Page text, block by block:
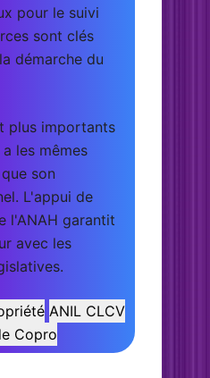
pour le suivi
sont clés
démarche du
plus importants
les mêmes
son
L'appui de
l'ANAH garantit
avec les
ANIL CLCV
Copro